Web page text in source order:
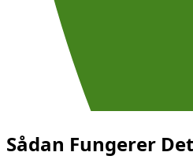
Sådan Fungerer Det